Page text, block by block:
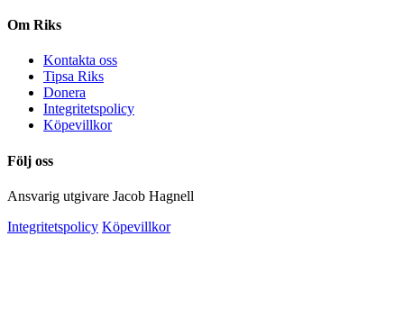
Om Riks
Kontakta oss
Tipsa Riks
Donera
Integritetspolicy
Köpevillkor
Följ oss
Ansvarig utgivare Jacob Hagnell
Integritetspolicy Köpevillkor